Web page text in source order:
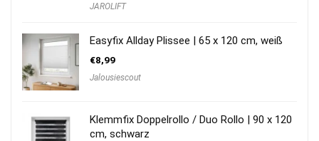
JAROLIFT
Easyfix Allday Plissee | 65 x 120 cm, weiß
€8,99
Jalousiescout
Klemmfix Doppelrollo / Duo Rollo | 90 x 120
cm, schwarz